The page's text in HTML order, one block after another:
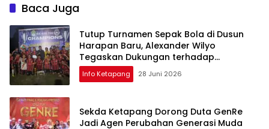
Baca Juga
Tutup Turnamen Sepak Bola di Dusun
Harapan Baru, Alexander Wilyo
Tegaskan Dukungan terhadap
Pembinaan Atlet
Info Ketapang 28 Juni 2026
Sekda Ketapang Dorong Duta GenRe
Jadi Agen Perubahan Generasi Muda